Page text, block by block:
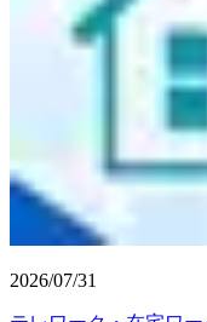
2026/07/31